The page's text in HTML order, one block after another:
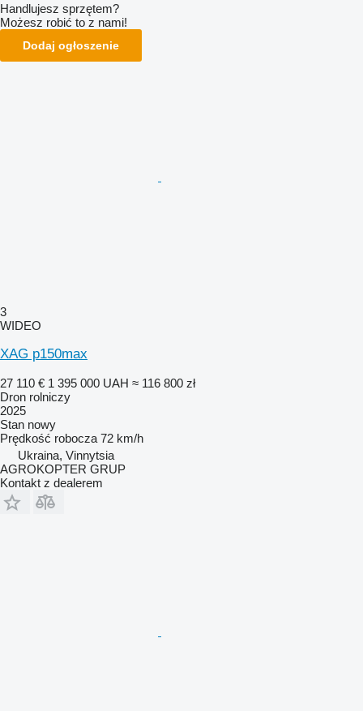
Handlujesz sprzętem?
Możesz robić to z nami!
Dodaj ogłoszenie
3
WIDEO
XAG p150max
27 110 € 1 395 000 UAH ≈ 116 800 zł
Dron rolniczy
2025
Stan nowy
Prędkość robocza 72 km/h
Ukraina, Vinnytsia
AGROKOPTER GRUP
Kontakt z dealerem